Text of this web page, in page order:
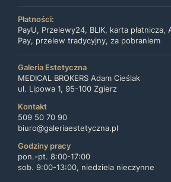
Płatności:
PayU, Przelewy24, BLIK, karta płatnicza,
Pay, przelew tradycyjny, za pobraniem
Galeria Estetyczna
MEDICAL BROKERS Adam Cieślak
ul. Lipowa 1, 95-100 Zgierz
Kontakt
509 50 70 90
biuro@galeriaestetyczna.pl
Godziny pracy
pon.-pt. 8:00-17:00
sob. 9:00-13:00, niedziela nieczynne